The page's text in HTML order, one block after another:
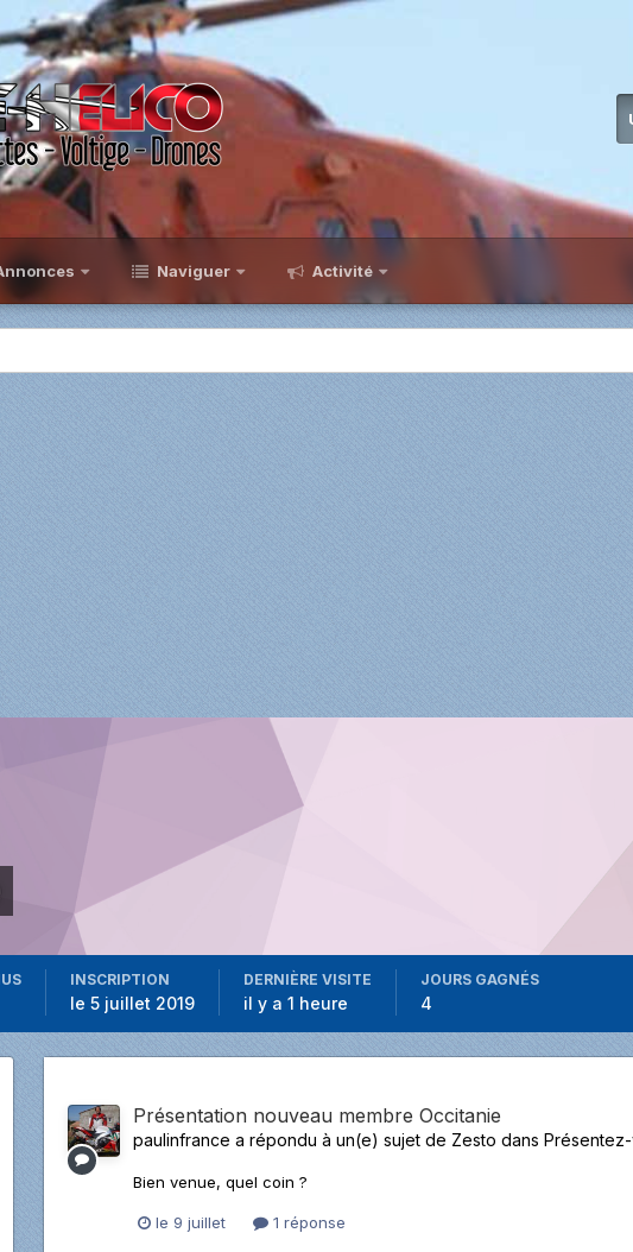
Naviguer Activité
INSCRIPTION
le 5 juillet 2019
DERNIÈRE VISITE
il y a 1 heure
JOURS GAGNÉS
4
Présentation nouveau membre Occitanie
paulinfrance a répondu à un(e) sujet de Zesto dans
Bien venue, quel coin ?
le 9 juillet 1 réponse